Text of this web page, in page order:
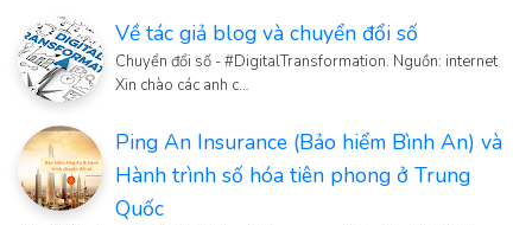
Về tác giả blog và chuyển đổi số
Chuyển đổi số - #DigitalTransformation. Nguồn: internet
Xin chào các anh c…
Ping An Insurance (Bảo hiểm Bình An) và
Hành trình số hóa tiên phong ở Trung
Quốc